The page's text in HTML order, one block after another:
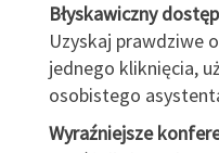
Błyskawiczny dostęp
Uzyskaj prawdziwe
jednego kliknięcia,
osobistego
Wyraźniejsze